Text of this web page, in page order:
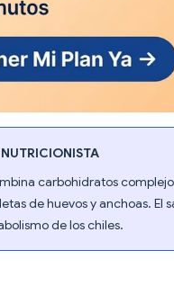
carbohidratos
de huevos y anchoas.
de los chiles.